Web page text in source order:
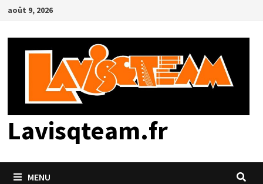
Passer
contenu
août 9, 2026
Lavisqteam.fr
MENU